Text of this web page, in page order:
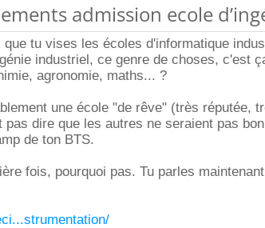
admission ecole
tu vises les écoles d'informatique
industriel, ce genre de choses, c'est
agronomie, maths... ?
une école "de rêve" (très réputée,
dire que les autres ne seraient pas
de ton BTS.
fois, pourquoi pas. Tu parles